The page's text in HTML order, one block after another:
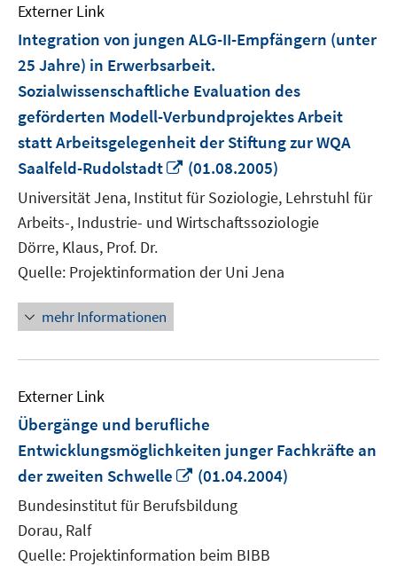
Externer Link
Integration von jungen ALG-II-Empfängern (unter
25 Jahre) in Erwerbsarbeit.
Sozialwissenschaftliche Evaluation des
geförderten Modell-Verbundprojektes Arbeit
statt Arbeitsgelegenheit der Stiftung zur WQA
Saalfeld-Rudolstadt
In
neuem
Fenster
öffnen
(01.08.2005)
Universität Jena, Institut für Soziologie, Lehrstuhl für
Arbeits-, Industrie- und Wirtschaftssoziologie
Dörre, Klaus, Prof. Dr.
Quelle: Projektinformation der Uni Jena
mehr Informationen
Externer Link
Übergänge und berufliche
Entwicklungsmöglichkeiten junger Fachkräfte an
der zweiten Schwelle
In
neuem
Fenster
(01.04.2004)
Bundesinstitut für Berufsbildung
Dorau, Ralf
Quelle: Projektinformation beim BIBB